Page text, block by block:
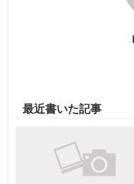
最近書いた記事